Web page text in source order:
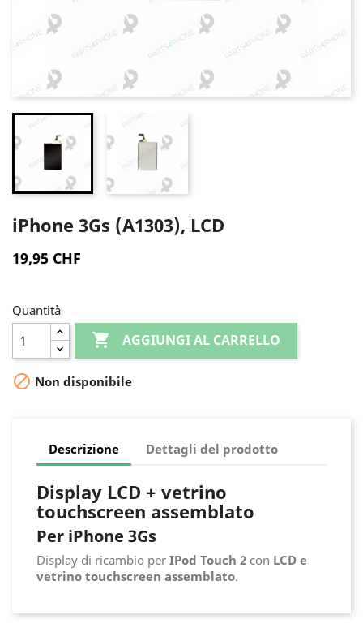
iPhone 3Gs (A1303), LCD
19,95 CHF
Quantità
 AGGIUNGI AL CARRELLO
 Non disponibile
Descrizione Dettagli del prodotto
Display LCD + vetrino
touchscreen assemblato
Per iPhone 3Gs
Display di ricambio per IPod Touch 2 con LCD e
vetrino touchscreen assemblato.